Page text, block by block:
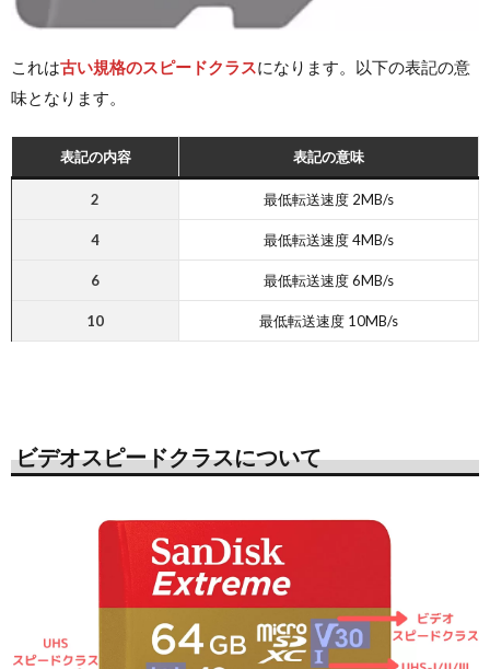
これは古い規格のスピードクラスになります。以下の表記の意
味となります。
表記の内容 表記の意味
2 最低転送速度 2MB/s
4 最低転送速度 4MB/s
6 最低転送速度 6MB/s
10 最低転送速度 10MB/s
ビデオスピードクラスについて